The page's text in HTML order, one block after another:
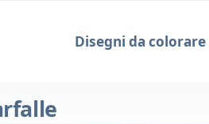
Disegni da colorare